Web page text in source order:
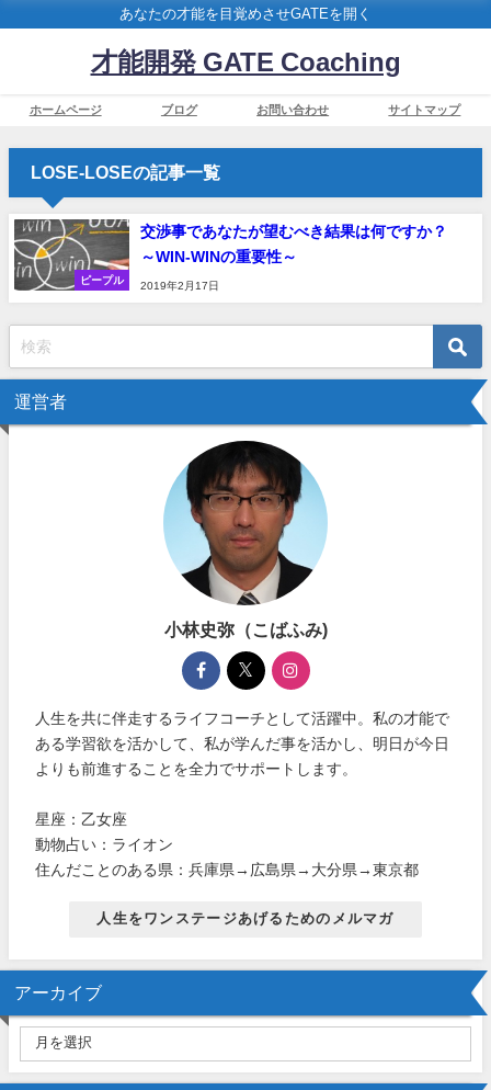
あなたの才能を目覚めさせGATEを開く
才能開発 GATE Coaching
ホームページ ブログ お問い合わせ サイトマップ
LOSE-LOSEの記事一覧
ピープル
交渉事であなたが望むべき結果は何ですか？
～WIN-WINの重要性～
2019年2月17日
運営者
小林史弥（こばふみ)
人生を共に伴走するライフコーチとして活躍中。私の才能で
ある学習欲を活かして、私が学んだ事を活かし、明日が今日
よりも前進することを全力でサポートします。
星座：乙女座
動物占い：ライオン
住んだことのある県：兵庫県→広島県→大分県→東京都
人生をワンステージあげるためのメルマガ
アーカイブ